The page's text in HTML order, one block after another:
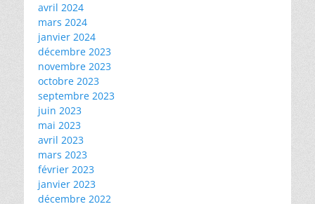
avril 2024
mars 2024
janvier 2024
décembre 2023
novembre 2023
octobre 2023
septembre 2023
juin 2023
mai 2023
avril 2023
mars 2023
février 2023
janvier 2023
décembre 2022